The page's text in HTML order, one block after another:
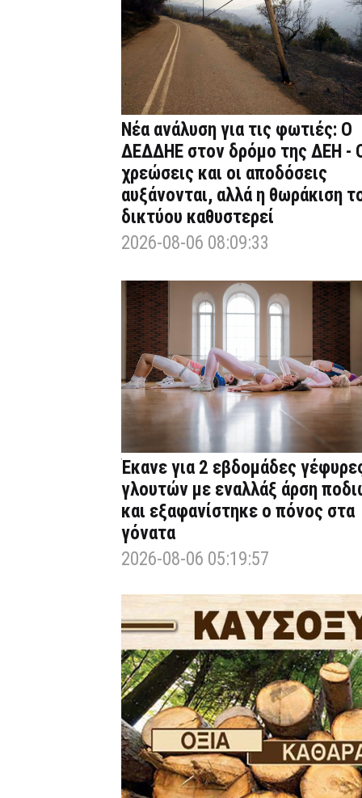
Νέα ανάλυση για τις φωτιές: Ο
ΔΕΔΔΗΕ στον δρόμο της ΔΕΗ -
χρεώσεις και οι αποδόσεις
αυξάνονται, αλλά η θωράκιση
δικτύου καθυστερεί
2026-08-06 08:09:33
Έκανε για 2 εβδομάδες
γλουτών με εναλλάξ άρση
και εξαφανίστηκε ο πόνος στα
γόνατα
2026-08-06 05:19:57